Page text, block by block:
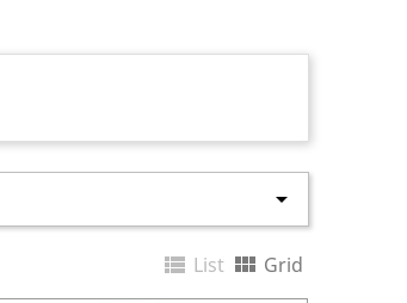

 Grid
 List